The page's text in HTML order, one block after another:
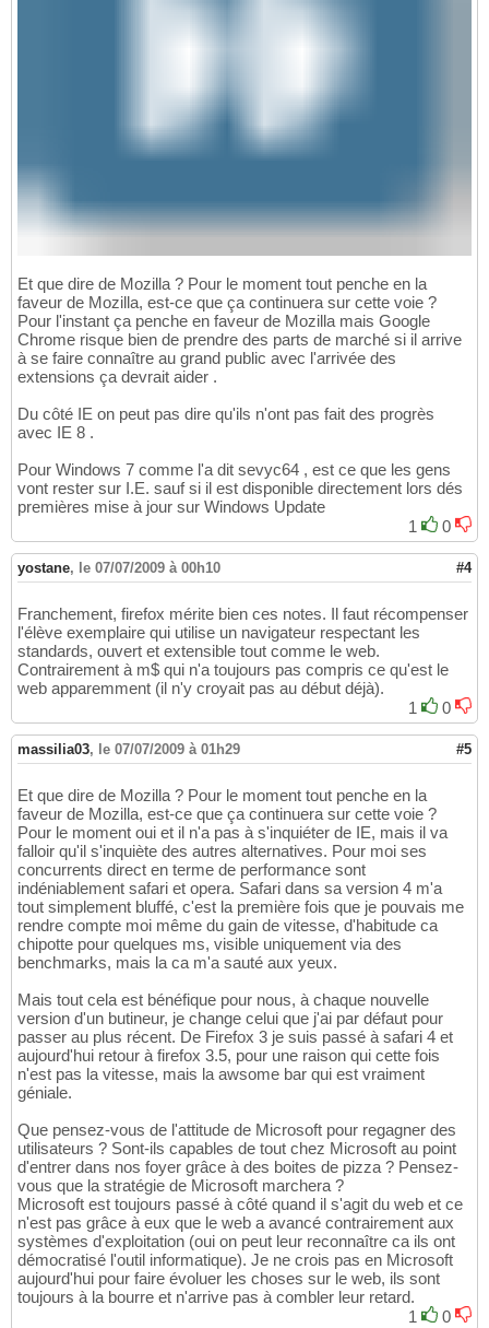
Et que dire de Mozilla ? Pour le moment tout penche en la
faveur de Mozilla, est-ce que ça continuera sur cette voie ?
Pour l'instant ça penche en faveur de Mozilla mais Google
Chrome risque bien de prendre des parts de marché si il arrive
à se faire connaître au grand public avec l'arrivée des
extensions ça devrait aider .
Du côté IE on peut pas dire qu'ils n'ont pas fait des progrès
avec IE 8 .
Pour Windows 7 comme l'a dit sevyc64 , est ce que les gens
vont rester sur I.E. sauf si il est disponible directement lors dés
premières mise à jour sur Windows Update
1
0
yostane, le 07/07/2009 à 00h10 #4
Franchement, firefox mérite bien ces notes. Il faut récompenser
l'élève exemplaire qui utilise un navigateur respectant les
standards, ouvert et extensible tout comme le web.
Contrairement à m$ qui n'a toujours pas compris ce qu'est le
web apparemment (il n'y croyait pas au début déjà).
1
0
massilia03, le 07/07/2009 à 01h29 #5
Et que dire de Mozilla ? Pour le moment tout penche en la
faveur de Mozilla, est-ce que ça continuera sur cette voie ?
Pour le moment oui et il n'a pas à s'inquiéter de IE, mais il va
falloir qu'il s'inquiète des autres alternatives. Pour moi ses
concurrents direct en terme de performance sont
indéniablement safari et opera. Safari dans sa version 4 m'a
tout simplement bluffé, c'est la première fois que je pouvais me
rendre compte moi même du gain de vitesse, d'habitude ca
chipotte pour quelques ms, visible uniquement via des
benchmarks, mais la ca m'a sauté aux yeux.
Mais tout cela est bénéfique pour nous, à chaque nouvelle
version d'un butineur, je change celui que j'ai par défaut pour
passer au plus récent. De Firefox 3 je suis passé à safari 4 et
aujourd'hui retour à firefox 3.5, pour une raison qui cette fois
n'est pas la vitesse, mais la awsome bar qui est vraiment
géniale.
Que pensez-vous de l'attitude de Microsoft pour regagner des
utilisateurs ? Sont-ils capables de tout chez Microsoft au point
d'entrer dans nos foyer grâce à des boites de pizza ? Pensez-
vous que la stratégie de Microsoft marchera ?
Microsoft est toujours passé à côté quand il s'agit du web et ce
n'est pas grâce à eux que le web a avancé contrairement aux
systèmes d'exploitation (oui on peut leur reconnaître ca ils ont
démocratisé l'outil informatique). Je ne crois pas en Microsoft
aujourd'hui pour faire évoluer les choses sur le web, ils sont
toujours à la bourre et n'arrive pas à combler leur retard.
1
0